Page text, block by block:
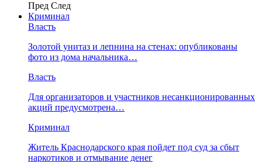
Пред След
Криминал
Власть
​Золотой унитаз и лепнина на стенах: опубликованы
фото из дома начальника…
Власть
Для организаторов и участников несанкционированных
акций предусмотрена…
Криминал
Житель Краснодарского края пойдет под суд за сбыт
наркотиков и отмывание денег